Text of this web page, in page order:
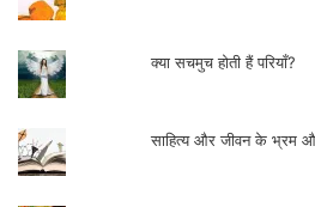
क्या सचमुच होती हैं परियाँ?
साहित्य और जीवन के भ्रम